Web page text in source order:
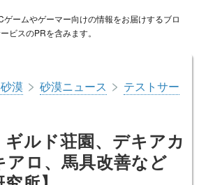
ゲームやゲーマー向けの情報をお届けするブロ
ビスのPRを含みます。
漠 > 砂漠ニュース > テストサー
ギルド荘園、デキアカ
アロ、馬具改善など